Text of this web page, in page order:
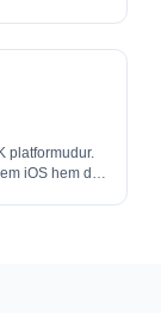
sync kuyruğu
Paddle
Add-in
platformudur.
iOS hem de